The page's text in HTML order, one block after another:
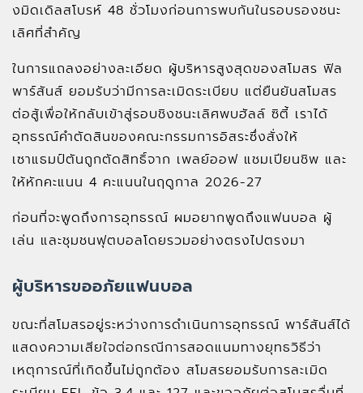
งมิดเดิลสโบรห์ 48 ชั่วโมงก่อนการพบกันในรอบรองชนะ
เลิศที่สำคัญ
ในการแถลงอย่างละเอียด ผู้บริหารสูงสุดของสโมสร ฟิล
พาร์สันส์ ยอมรับว่ามีการละเมิดระเบียบ แต่ยืนยันสโมสร
ต่อสู้เพื่อให้กลับเข้าสู่รอบชิงชนะเลิศพบฮัลล์ ซิตี้ เราได้
อุทธรณ์คำตัดสินของคณะกรรมการอิสระซึ่งสั่งให้
เซาแธมป์ตันถูกตัดสิทธิ์จาก เพลย์ออฟ แชมเปียนชิพ และ
ให้หักคะแนน 4 คะแนนในฤดูกาล 2026-27
ก่อนที่จะพูดถึงการอุทธรณ์ ผมอยากพูดถึงแฟนบอล ผู้
เล่น และชุมชนฟุตบอลโดยรวมอย่างตรงไปตรงมา
ผู้บริหารขออภัยแฟนบอล
ขณะที่สโมสรอยู่ระหว่างการดำเนินการอุทธรณ์ พาร์สันส์ได้
แสดงความเสียใจต่อกรณีการสอดแนมทางยุทธวิธีว่า
เหตุการณ์ที่เกิดขึ้นไม่ถูกต้อง สโมสรยอมรับการละเมิด